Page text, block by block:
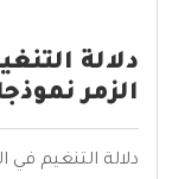
دلالة
الزمر
دلالة التنغيم في